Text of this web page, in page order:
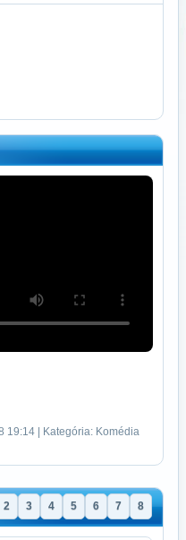
19:14 | Kategória: Komédia
2 3 4 5 6 7 8